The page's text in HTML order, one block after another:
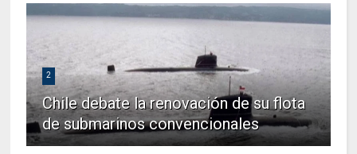
2
Chile debate la renovación de su flota
de submarinos convencionales